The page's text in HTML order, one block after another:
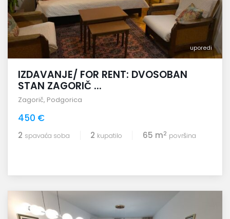
uporedi
IZDAVANJE/ FOR RENT: DVOSOBAN
STAN ZAGORIČ ...
Zagorič, Podgorica
450 €
2 spavaća soba 2 kupatilo 65 m2 površina